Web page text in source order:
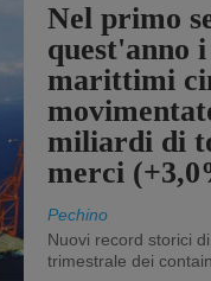
Nel primo
quest'anno
marittimi
miliardi di
merci
Pechino
Nuovi record storici
trimestrale dei